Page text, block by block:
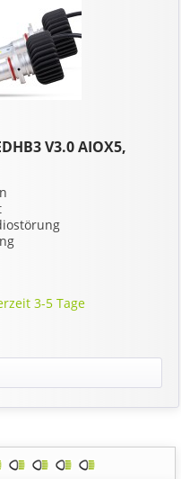
V3.0 AIOX5,
3-5 Tage